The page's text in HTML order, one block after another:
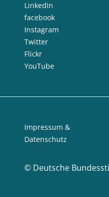
LinkedIn
facebook
Instagram
Twitter
Flickr
YouTube
© Deutsche
Impressum &
Datenschutz